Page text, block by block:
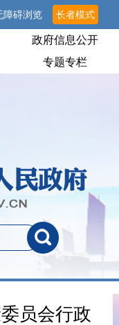
障碍浏览 长者模式
政府信息公开
专题专栏
员会行政